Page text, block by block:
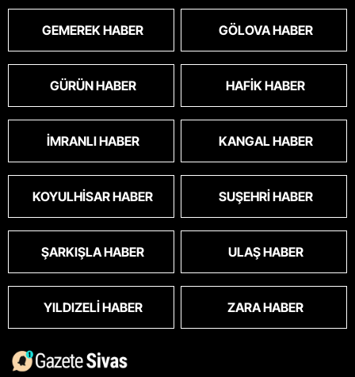
GEMEREK HABER GÖLOVA HABER
GÜRÜN HABER HAFIK HABER
İMRANLI HABER KANGAL HABER
KOYULHISAR HABER SUŞEHRI HABER
ŞARKIŞLA HABER ULAŞ HABER
YILDIZELI HABER ZARA HABER